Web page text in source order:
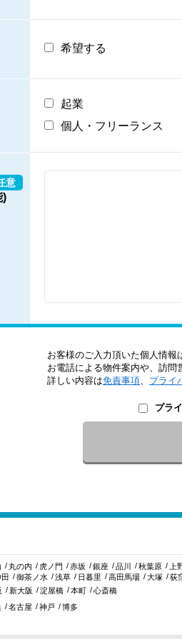
希望する
起業
個人・フリーランス
意
)
お客様のご入力頂いた個人情報
お電話による物件案内や、訪問
詳しい内容は免責事項、 プライ
プラ
丸の内 虎ノ門 赤坂 銀座 品川 秋葉原 上
御茶ノ水 浅草 日暮里 高田馬場 大塚 荻
新大阪 淀屋橋 本町
心斎橋
名古屋 神戸 博多